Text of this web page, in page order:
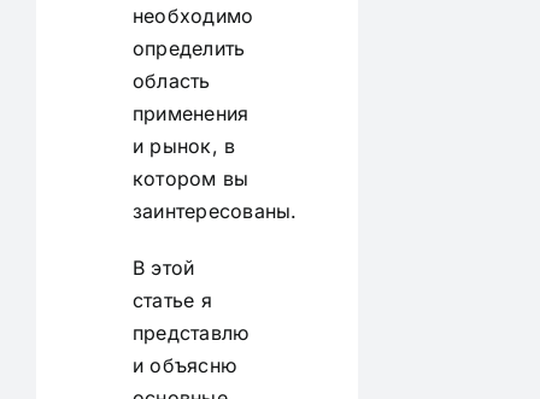
необходимо
определить
область
применения
и рынок, в
котором вы
заинтересованы.
В этой
статье я
представлю
и объясню